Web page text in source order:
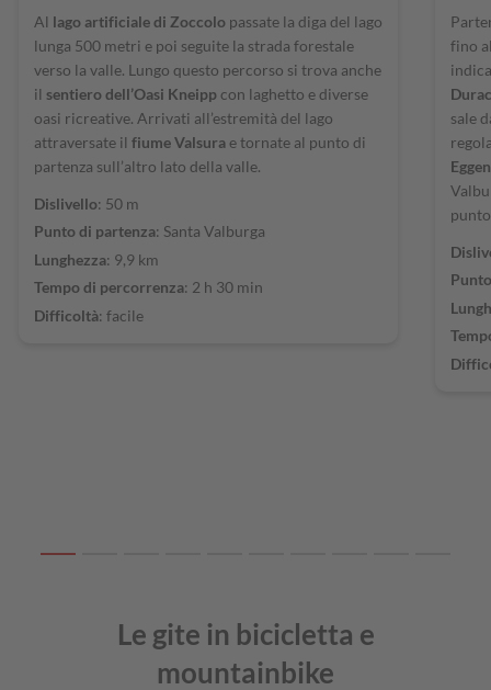
Al lago artificiale di Zoccolo passate la diga del lago
lunga 500 metri e poi seguite la strada forestale
verso la valle. Lungo questo percorso si trova anche
il sentiero dell’Oasi Kneipp con laghetto e diverse
oasi ricreative. Arrivati all’estremità del lago
attraversate il fiume Valsura e tornate al punto di
partenza sull’altro lato della valle.
Dislivello: 50 m
Punto di partenza: Santa Valburga
Lunghezza: 9,9 km
Tempo di percorrenza: 2 h 30 min
Difficoltà: facile
fino
sale
Eggen
Le gite in bicicletta e
mountainbike